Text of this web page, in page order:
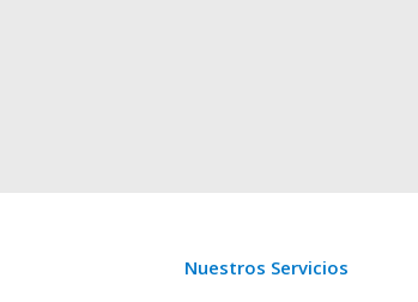
Nuestros Servicios